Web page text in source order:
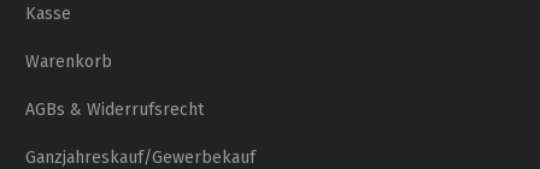
Kasse
Warenkorb
AGBs & Widerrufsrecht
Ganzjahreskauf/Gewerbekauf